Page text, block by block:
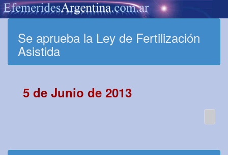
Se aprueba la Ley de Fertilización
Asistida
5 de Junio de 2013